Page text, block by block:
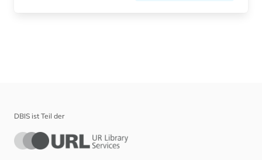
DBIS ist Teil der